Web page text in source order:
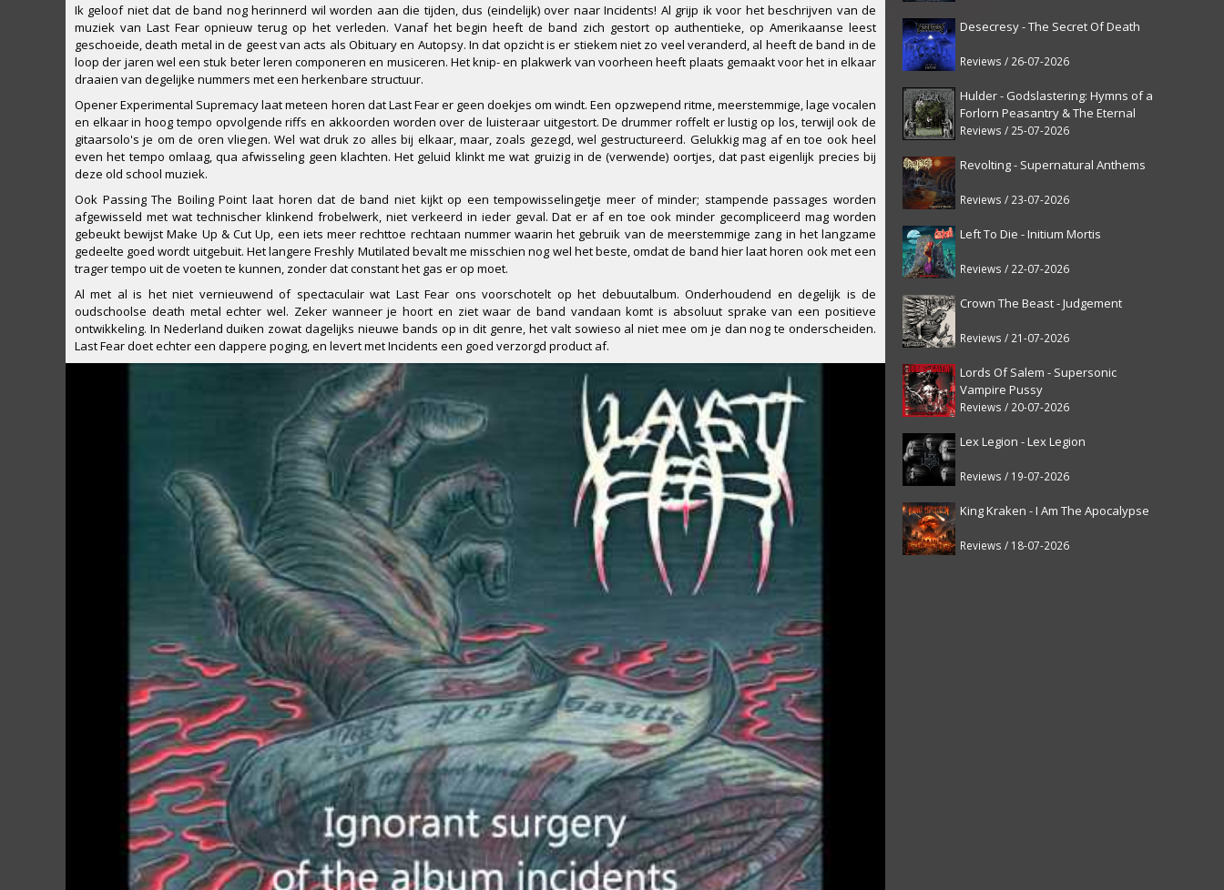
Desecresy - The Secret Of Death
Reviews / 26-07-2026
Hulder - Godslastering: Hymns of a
Forlorn Peasantry & The Eternal
Fanfare [reissue]
Reviews / 25-07-2026
Revolting - Supernatural Anthems
Reviews / 23-07-2026
Left To Die - Initium Mortis
Reviews / 22-07-2026
Crown The Beast - Judgement
Reviews / 21-07-2026
Lords Of Salem - Supersonic
Vampire Pussy
Reviews / 20-07-2026
Lex Legion - Lex Legion
Reviews / 19-07-2026
King Kraken - I Am The Apocalypse
Reviews / 18-07-2026
Ik geloof niet dat de band nog herinnerd wil worden aan die tijden, dus (eindelijk) over naar Incidents! Al grijp ik voor het beschrijven van de
muziek van Last Fear opnieuw terug op het verleden. Vanaf het begin heeft de band zich gestort op authentieke, op Amerikaanse leest
geschoeide, death metal in de geest van acts als Obituary en Autopsy. In dat opzicht is er stiekem niet zo veel veranderd, al heeft de band in de
loop der jaren wel een stuk beter leren componeren en musiceren. Het knip- en plakwerk van voorheen heeft plaats gemaakt voor het in elkaar
draaien van degelijke nummers met een herkenbare structuur.
Opener Experimental Supremacy laat meteen horen dat Last Fear er geen doekjes om windt. Een opzwepend ritme, meerstemmige, lage vocalen
en elkaar in hoog tempo opvolgende riffs en akkoorden worden over de luisteraar uitgestort. De drummer roffelt er lustig op los, terwijl ook de
gitaarsolo's je om de oren vliegen. Wel wat druk zo alles bij elkaar, maar, zoals gezegd, wel gestructureerd. Gelukkig mag af en toe ook heel
even het tempo omlaag, qua afwisseling geen klachten. Het geluid klinkt me wat gruizig in de (verwende) oortjes, dat past eigenlijk precies bij
deze old school muziek.
Ook Passing The Boiling Point laat horen dat de band niet kijkt op een tempowisselingetje meer of minder; stampende passages worden
afgewisseld met wat technischer klinkend frobelwerk, niet verkeerd in ieder geval. Dat er af en toe ook minder gecompliceerd mag worden
gebeukt bewijst Make Up & Cut Up, een iets meer rechttoe rechtaan nummer waarin het gebruik van de meerstemmige zang in het langzame
gedeelte goed wordt uitgebuit. Het langere Freshly Mutilated bevalt me misschien nog wel het beste, omdat de band hier laat horen ook met een
trager tempo uit de voeten te kunnen, zonder dat constant het gas er op moet.
Al met al is het niet vernieuwend of spectaculair wat Last Fear ons voorschotelt op het debuutalbum. Onderhoudend en degelijk is de
oudschoolse death metal echter wel. Zeker wanneer je hoort en ziet waar de band vandaan komt is absoluut sprake van een positieve
ontwikkeling. In Nederland duiken zowat dagelijks nieuwe bands op in dit genre, het valt sowieso al niet mee om je dan nog te onderscheiden.
Last Fear doet echter een dappere poging, en levert met Incidents een goed verzorgd product af.